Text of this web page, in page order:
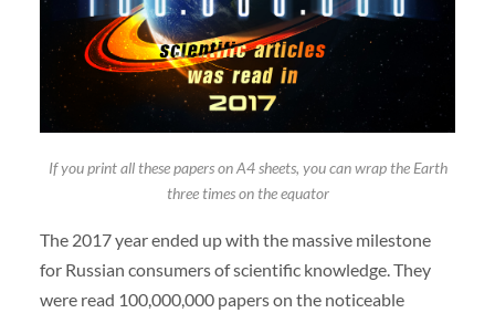
If you print all these papers on A4 sheets, you can wrap the Earth
three times on the equator
The 2017 year ended up with the massive milestone
for Russian consumers of scientific knowledge. They
were read 100,000,000 papers on the noticeable